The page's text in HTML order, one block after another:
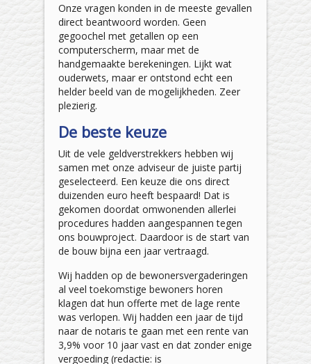
Onze vragen konden in de meeste gevallen
direct beantwoord worden. Geen
gegoochel met getallen op een
computerscherm, maar met de
handgemaakte berekeningen. Lijkt wat
ouderwets, maar er ontstond echt een
helder beeld van de mogelijkheden. Zeer
plezierig.
De beste keuze
Uit de vele geldverstrekkers hebben wij
samen met onze adviseur de juiste partij
geselecteerd. Een keuze die ons direct
duizenden euro heeft bespaard! Dat is
gekomen doordat omwonenden allerlei
procedures hadden aangespannen tegen
ons bouwproject. Daardoor is de start van
de bouw bijna een jaar vertraagd.
Wij hadden op de bewonersvergaderingen
al veel toekomstige bewoners horen
klagen dat hun offerte met de lage rente
was verlopen. Wij hadden een jaar de tijd
naar de notaris te gaan met een rente van
3,9% voor 10 jaar vast en dat zonder enige
vergoeding (redactie: is